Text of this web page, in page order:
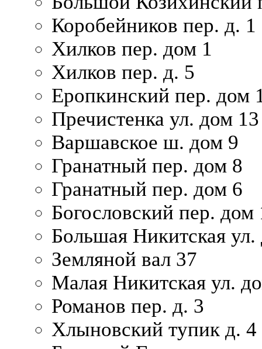
Коробейников пер. д. 1
Хилков пер. дом 1
Хилков пер. д. 5
Еропкинский пер. дом
Пречистенка ул. дом 13
Варшавское ш. дом 9
Гранатный пер. дом 8
Гранатный пер. дом 6
Богословский пер.
Большая Никитская
Земляной вал 37
Малая Никитская ул.
Романов пер. д. 3
Хлыновский тупик д. 4